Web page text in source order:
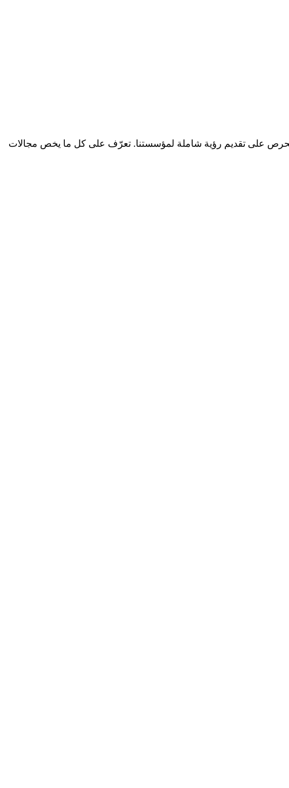
ونحرص على تقديم رؤية شاملة لمؤسستنا. تعرّف على كل ما يخص مجالات